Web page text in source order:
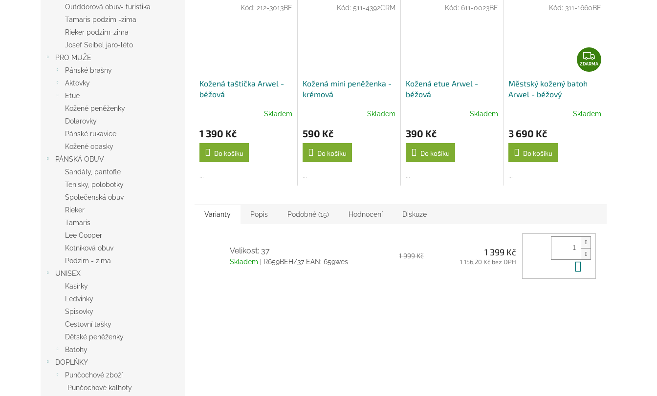
Outddorová obuv- turistika
Tamaris podzim -zima
Rieker podzim-zima
Josef Seibel jaro-léto
PRO MUŽE
Pánské brašny
Aktovky
Etue
Kožené peněženky
Dolarovky
Pánské rukavice
Kožené opasky
PÁNSKÁ OBUV
Sandály, pantofle
Tenisky, polobotky
Společenská obuv
Rieker
Tamaris
Lee Cooper
Kotníková obuv
Podzim - zima
UNISEX
Kasírky
Ledvinky
Spisovky
Cestovní tašky
Dětské peněženky
Batohy
DOPLŇKY
Punčochové zboží
Punčochové kalhoty
Kožená taštička Arwel -
béžová
Skladem
1 390 Kč
Do košíku
...
Kód: 212-3013BE
Kožená mini peněženka -
krémová
Skladem
590 Kč
Do košíku
...
Kód: 511-4392CRM
Kožená etue Arwel -
béžová
Skladem
390 Kč
Do košíku
...
Kód:611-0023BE
Z
D
A
ZDARMA
Městský kožený batoh
Arwel - béžový
Skladem
3 690 Kč
Do košíku
...
Kód: 311-1660BE
Varianty Popis Podobné (15) Hodnocení Diskuze
Velikost: 37
Skladem | R659BEH/37 EAN: 659wes
1 999 Kč 1 399 Kč
1 156,20 Kč bez DPH